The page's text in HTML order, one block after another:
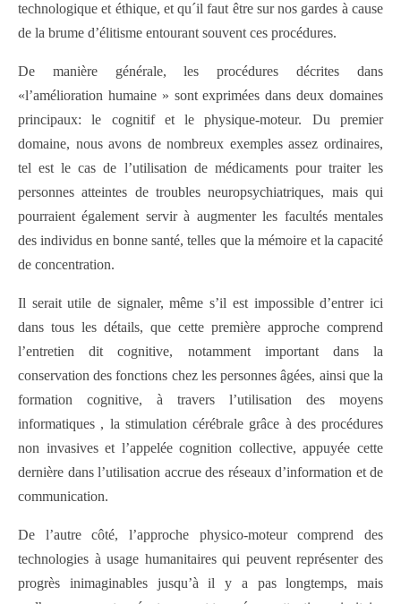
technologique et éthique, et qu´il faut être sur nos gardes à cause
de la brume d’élitisme entourant souvent ces procédures.
De manière générale, les procédures décrites dans
«l’amélioration humaine » sont exprimées dans deux domaines
principaux: le cognitif et le physique-moteur. Du premier
domaine, nous avons de nombreux exemples assez ordinaires,
tel est le cas de l’utilisation de médicaments pour traiter les
personnes atteintes de troubles neuropsychiatriques, mais qui
pourraient également servir à augmenter les facultés mentales
des individus en bonne santé, telles que la mémoire et la capacité
de concentration.
Il serait utile de signaler, même s’il est impossible d’entrer ici
dans tous les détails, que cette première approche comprend
l’entretien dit cognitive, notamment important dans la
conservation des fonctions chez les personnes âgées, ainsi que la
formation cognitive, à travers l’utilisation des moyens
informatiques , la stimulation cérébrale grâce à des procédures
non invasives et l’appelée cognition collective, appuyée cette
dernière dans l’utilisation accrue des réseaux d’information et de
communication.
De l’autre côté, l’approche physico-moteur comprend des
technologies à usage humanitaires qui peuvent représenter des
progrès inimaginables jusqu’à il y a pas longtemps, mais